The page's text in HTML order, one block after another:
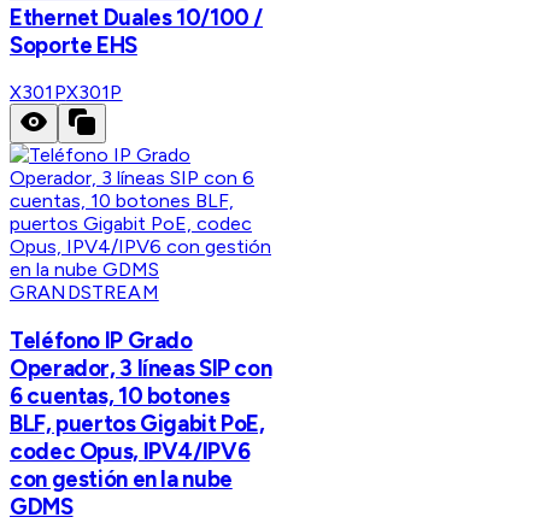
Ethernet Duales 10/100 /
Soporte EHS
X301PX301P
GRANDSTREAM
Teléfono IP Grado
Operador, 3 líneas SIP con
6 cuentas, 10 botones
BLF, puertos Gigabit PoE,
codec Opus, IPV4/IPV6
con gestión en la nube
GDMS